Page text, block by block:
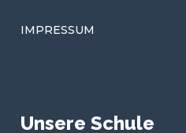
IMPRESSUM
Unsere Schule